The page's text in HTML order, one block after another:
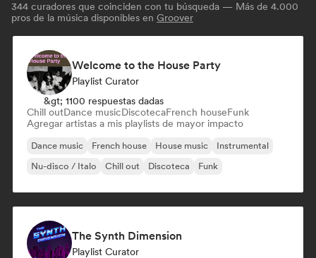
344 curadores que coinciden con tu búsqueda — Más de 4.000
pros de la música disponibles en Groover
Welcome to the House Party
Playlist Curator
&gt; 1100 respuestas dadas
Chill outDance musicDiscotecaFrench houseFunk
Agregar artistas a mis playlists de mayor impacto
Dance music French house House music
Instrumental
Nu-disco / Italo
Chill out Discoteca Funk
The Synth Dimension
Playlist Curator